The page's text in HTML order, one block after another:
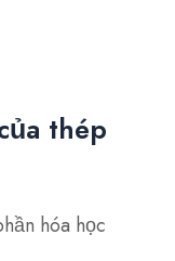
thép
hóa học